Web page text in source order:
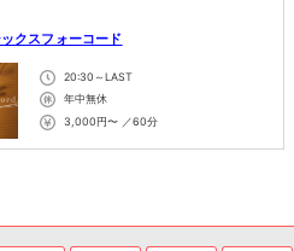
クスフォーコード
20:30～LAST
年中無休
3,000円〜 ／60分